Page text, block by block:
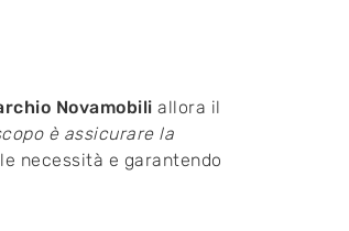
Novamobili allora il
è assicurare la
necessità e garantendo